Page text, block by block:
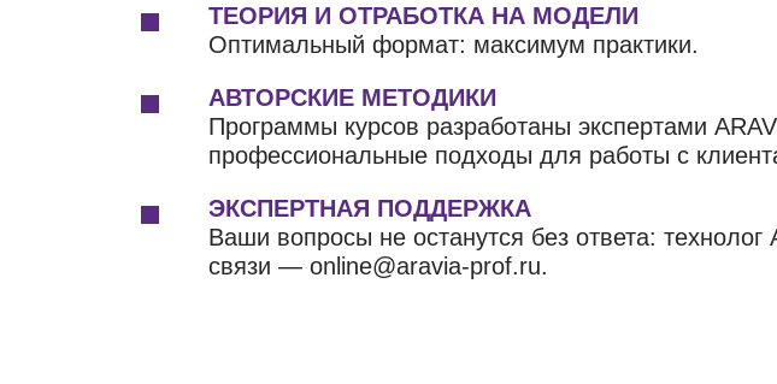
ТЕОРИЯ И ОТРАБОТКА НА МОДЕЛИ
Оптимальный формат: максимум практики.
АВТОРСКИЕ МЕТОДИКИ
Программы курсов разработаны экспертами
профессиональные подходы для работы с
ЭКСПЕРТНАЯ ПОДДЕРЖКА
Ваши вопросы не останутся без ответа: технолог
связи — online@aravia-prof.ru.